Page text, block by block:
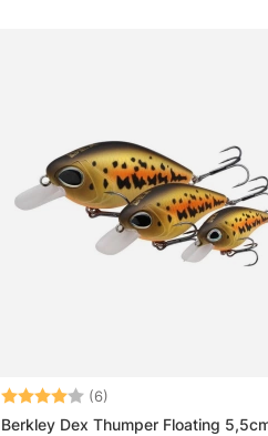
Beoordeling:(6)
Berkley Dex Thumper Floating